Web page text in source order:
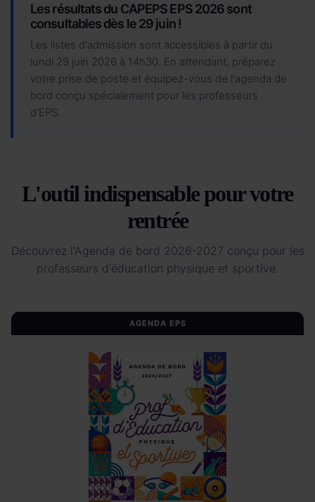
Les résultats du CAPEPS EPS 2026 sont
consultables dès le 29 juin !
Les listes d'admission sont accessibles à partir du
lundi 29 juin 2026 à 14h30. En attendant, préparez
votre prise de poste et équipez-vous de l'agenda de
bord conçu spécialement pour les professeurs
d'EPS.
L'outil indispensable pour votre
rentrée
Découvrez l'Agenda de bord 2026-2027 conçu pour les
professeurs d'éducation physique et sportive.
AGENDA EPS